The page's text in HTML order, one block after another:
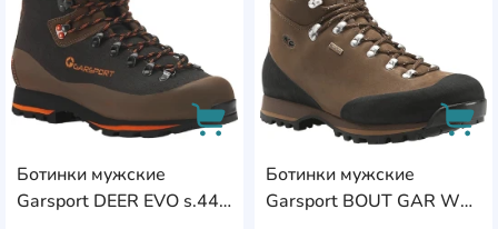
Ботинки мужские
Garsport DEER EVO s.44AddCardToCart
Ботинки мужские
Garsport BOUT GAR WP